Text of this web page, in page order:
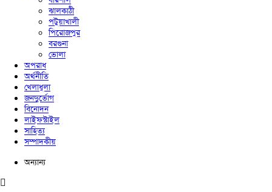
ঝালকাঠী
পটুয়াখালী
পিরোজপুর
বরগুনা
ভোলা
অপরাধ
অর্থনীতি
খেলাধুলা
জনদুর্ভোগ
বিনোদন
লাইফস্টাইল
সাহিত্য
সম্পাদকীয়
অন্যান্য